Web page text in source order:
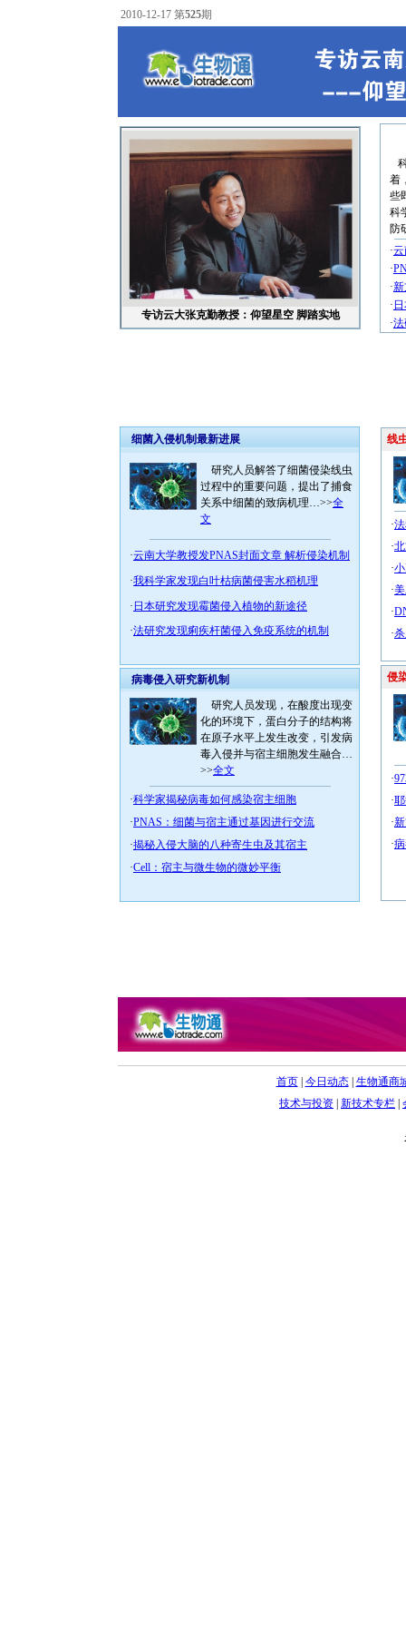
2010-12-17 第525期
专访云大张克勤教授：仰望星空 脚踏实地
着
些
科
防
·
·
·新
·
·
细菌入侵机制最新进展
研究人员解答了细菌侵染线虫
过程中的重要问题，提出了捕食
关系中细菌的致病机理…>>全
文
·云南大学教授发PNAS封面文章 解析侵染机制
·我科学家发现白叶枯病菌侵害水稻机理
· 日本研究发现霉菌侵入植物的新途径
·法研究发现痢疾杆菌侵入免疫系统的机制
病毒侵入研究新机制
研究人员发现，在酸度出现变
化的环境下，蛋白分子的结构将
在原子水平上发生改变，引发病
毒入侵并与宿主细胞发生融合…
>>全文
·科学家揭秘病毒如何感染宿主细胞
·PNAS：细菌与宿主通过基因进行交流
·揭秘入侵大脑的八种寄生虫及其宿主
·Cell：宿主与微生物的微妙平衡
线
·
·
·
·
·
·
侵
·
·
·
·
首页| 今日动态| 生物通商
技术与投资 新技术专栏